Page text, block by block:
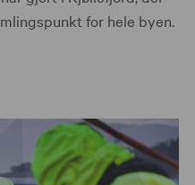
for hele byen.